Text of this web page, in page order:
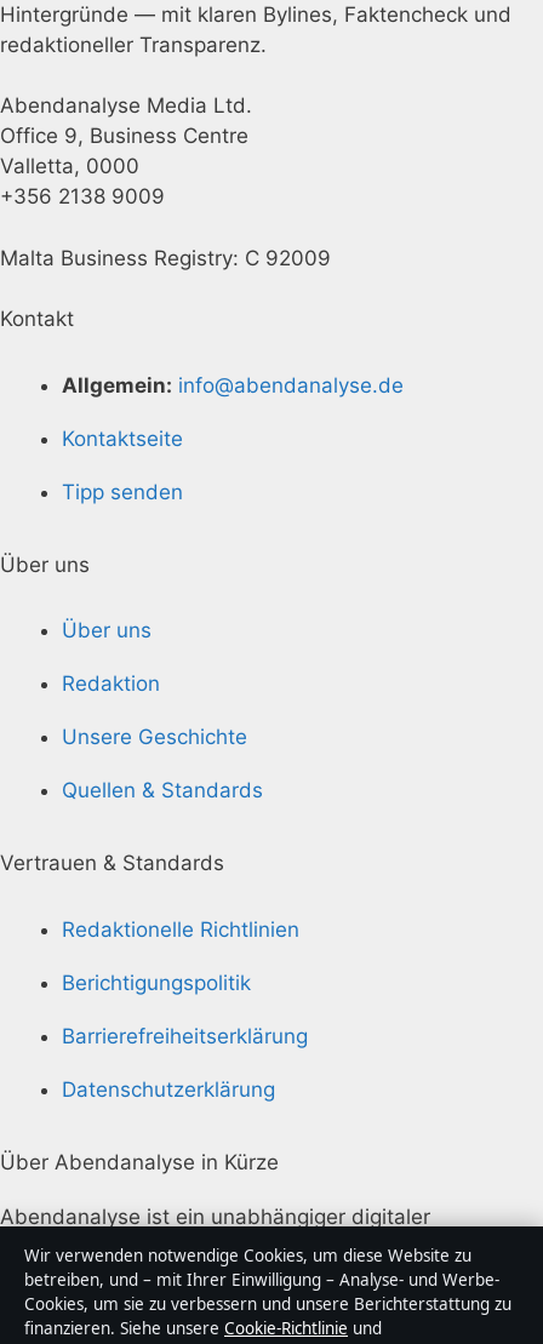
Hintergründe — mit klaren Bylines, Faktencheck und
redaktioneller Transparenz.
Abendanalyse Media Ltd.
Office 9, Business Centre
Valletta, 0000
+356 2138 9009
Malta Business Registry: C 92009
Kontakt
Allgemein: info@abendanalyse.de
Kontaktseite
Tipp senden
Über uns
Über uns
Redaktion
Unsere Geschichte
Quellen & Standards
Vertrauen & Standards
Redaktionelle Richtlinien
Berichtigungspolitik
Barrierefreiheitserklärung
Datenschutzerklärung
Über Abendanalyse in Kürze
Abendanalyse ist ein unabhängiger digitaler
Nachrichtenanbieter mit Fokus auf Politik, Wirtschaft,
Technik und Gesellschaft in Deutschland. Jeder Artikel
trägt eine Byline, wird von einem Redakteur geprüft
und vor der Veröffentlichung faktengecheckt.
Wir verwenden notwendige Cookies, um diese Website zu
betreiben, und – mit Ihrer Einwilligung – Analyse- und Werbe-
Cookies, um sie zu verbessern und unsere Berichterstattung zu
finanzieren. Siehe unsere Cookie-Richtlinie und